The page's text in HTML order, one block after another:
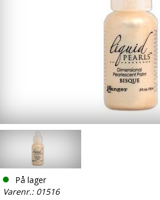
På lager
Varenr.: 01516